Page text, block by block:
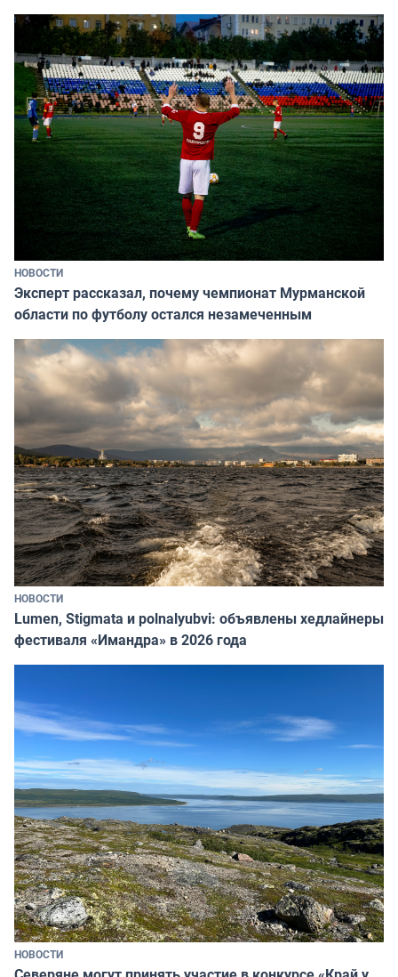
НОВОСТИ
Эксперт рассказал, почему чемпионат Мурманской
области по футболу остался незамеченным
НОВОСТИ
Lumen, Stigmata и polnalyubvi: объявлены хедлайнеры
фестиваля «Имандра» в 2026 года
НОВОСТИ